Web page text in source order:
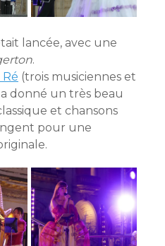
lancée, avec une
.
(trois musiciennes et
donné un très beau
et chansons
pour une